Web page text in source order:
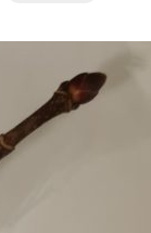
18AH
18BH